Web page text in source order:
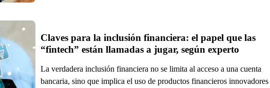
Claves para la inclusión financiera: el papel que las
“fintech” están llamadas a jugar, según experto
La verdadera inclusión financiera no se limita al acceso a una cuenta
bancaria, sino que implica el uso de productos financieros innovadores